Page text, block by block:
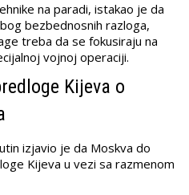
na paradi, istakao je da
bezbednosnih razloga,
treba da se fokusiraju na
vojnoj operaciji.
Kijeva o
izjavio je da Moskva do
Kijeva u vezi sa razmenom